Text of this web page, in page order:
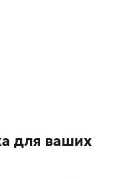
для ваших